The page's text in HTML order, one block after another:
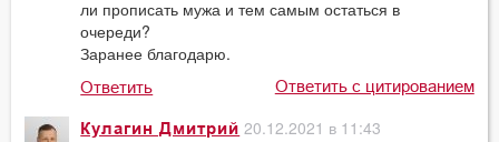
ли прописать мужа и тем самым остаться в
очереди?
Заранее благодарю.
Ответить Ответить с цитированием
Кулагин Дмитрий 20.12.2021 в 11:43